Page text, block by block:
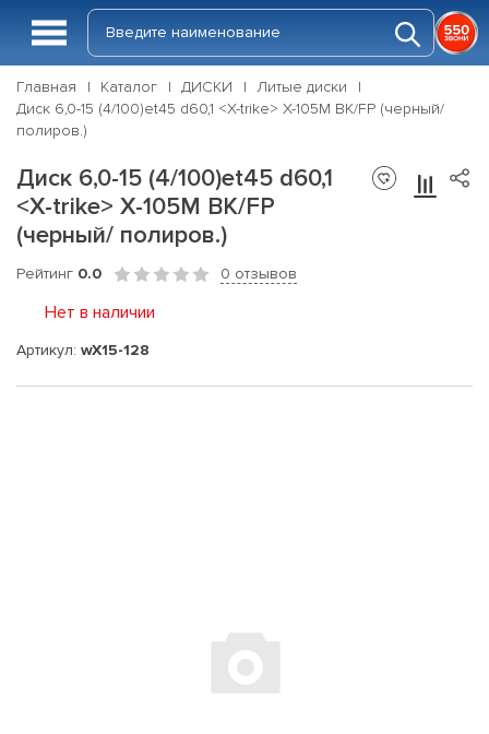
Главная Каталог ДИСКИ
Литые диски
Диск 6,0-15 (4/100)et45 d60,1 <X-trike> X-105M BK/FP (черный/
полиров.)
Диск 6,0-15 (4/100)et45 d60,1
<X-trike> X-105M BK/FP
(черный/ полиров.)
Рейтинг 0.0 0 отзывов
Нет в наличии
Артикул: wX15-128